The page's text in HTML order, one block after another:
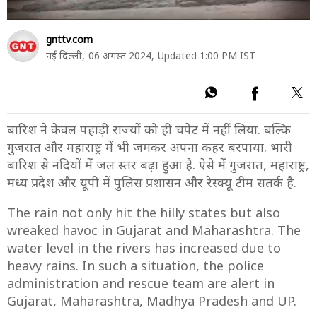
gnttv.com
नई दिल्ली, 06 अगस्त 2024, Updated 1:00 PM IST
बारिश ने केवल पहाड़ी राज्यों को ही चपेट में नहीं लिया. बल्कि
गुजरात और महाराष्ट्र में भी जमकर अपना कहर बरपाया. भारी
बारिश से नदियों में जल स्तर बढ़ा हुआ है. ऐसे में गुजरात, महाराष्ट्र,
मध्य प्रदेश और यूपी में पुलिस प्रशासन और रेस्क्यू टीम सतर्क है.
The rain not only hit the hilly states but also
wreaked havoc in Gujarat and Maharashtra. The
water level in the rivers has increased due to
heavy rains. In such a situation, the police
administration and rescue team are alert in
Gujarat, Maharashtra, Madhya Pradesh and UP.